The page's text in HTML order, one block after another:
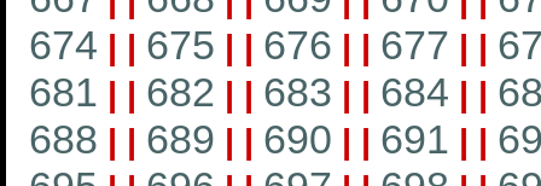
674 | | 675 | | 676 | | 677 | |
681 | | 682 | | 683 | | 684 | |
688 | | 689 | | 690 | | 691 | |